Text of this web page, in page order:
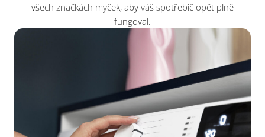
všech značkách myček, aby váš spotřebič opět plně
fungoval.